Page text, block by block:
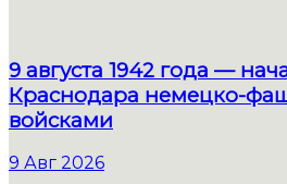
9 августа 1942 года —
Краснодара немецко-
войсками
9 Авг 2026